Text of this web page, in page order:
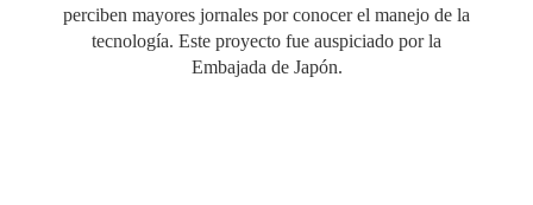
perciben mayores jornales por conocer el manejo de la
tecnología. Este proyecto fue auspiciado por la
Embajada de Japón.